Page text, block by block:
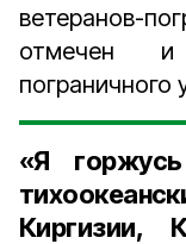
ветеранов-
отмечен и
пограничного
«Я
Киргизии,